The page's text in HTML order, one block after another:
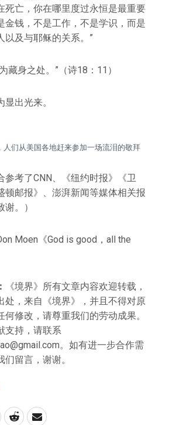
死亡，你在哪里度过永恒是最重要
金钱，不是工作，不是学识，而是
以及与耶稣的关系。”
藏身之处。”（诗18：11）
出光来。
人们从美国各地赶来参加一场流泪的敬拜
参考了CNN、《纽约时报》《卫
顿邮报》、澎湃新闻等媒体相关报
。）
Moen《God is good，all the
《境界》所有文章内容欢迎转载，
处，来自《境界》，并且不得对原
何修改，请尊重我们的劳动成果。
支持，请联系
。如有进一步合作需
们留言，谢谢。